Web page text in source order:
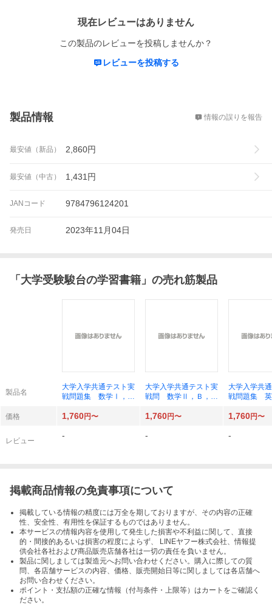
現在レビューはありません
この製品のレビューを投稿しませんか？
レビューを投稿する
製品情報 情報の誤りを報告
最安値（新品） 2,860円
最安値（中古） 1,431 円
JANコード 9784796124201
発売日 2023年11月04日
「 大学受験駿台の学習書籍 」の売れ筋製品
製品名
大学入学共通テスト実
戦問題集 数学Ⅰ，Ａ
試完全対策シリーズ）
大学入学共通テスト実
戦問 数学Ⅱ，Ｂ，Ｃ
試完全対策シリーズ）
大学入学共
戦問題集 英
試完全対策
価格 1,760円〜 1,760円〜 1,760円〜
レビュー
- - -
掲載商品情報の免責事項について
掲載している情報の精度には万全を期しておりますが、その内容の正確
性、安全性、有用性を保証するものではありません。
本サービスの情報内容を使用して発生した損害や不利益に関して、直接
的・間接的あるいは損害の程度によらず、 LINEヤフー株式会社、情報提
供会社各社および商品販売店舗各社は一切の責任を負いません。
製品に関しましては製造元へお問い合わせください。購入に際しての質
問、各店舗サービスの内容、価格、販売開始日等に関しましては各店舗へ
お問い合わせください。
ポイント・支払額の正確な情報（付与条件・上限等）はカートをご確認く
ださい。